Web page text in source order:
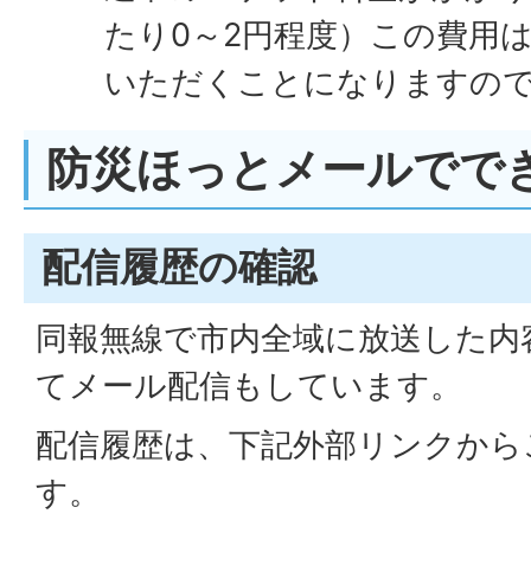
たり0～2円程度）この費用
いただくことになりますの
防災ほっとメールでで
配信履歴の確認
同報無線で市内全域に放送した
てメール配信もしています。
配信履歴は、下記外部リンクか
す。